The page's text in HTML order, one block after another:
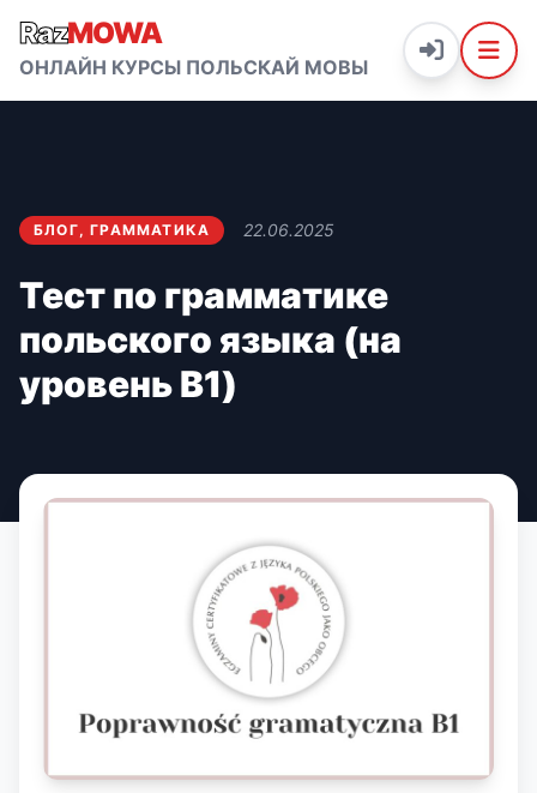
RazMOWA
ОНЛАЙН КУРСЫ ПОЛЬСКАЙ МОВЫ
БЛОГ,ГРАММАТИКА 22.06.2025
Тест по грамматике
польского языка (на
уровень B1)